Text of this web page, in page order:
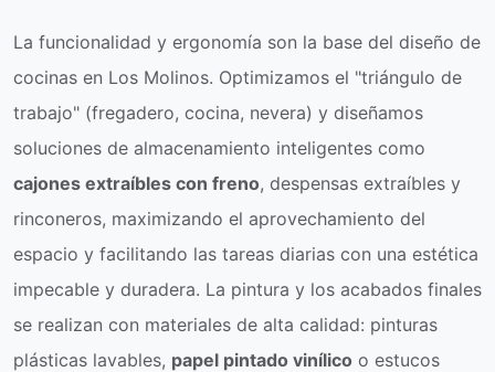
La funcionalidad y ergonomía son la base del diseño de
cocinas en Los Molinos. Optimizamos el "triángulo de
trabajo" (fregadero, cocina, nevera) y diseñamos
soluciones de almacenamiento inteligentes como
cajones extraíbles con freno, despensas extraíbles y
rinconeros, maximizando el aprovechamiento del
espacio y facilitando las tareas diarias con una estética
impecable y duradera. La pintura y los acabados finales
se realizan con materiales de alta calidad: pinturas
plásticas lavables, papel pintado vinílico o estucos